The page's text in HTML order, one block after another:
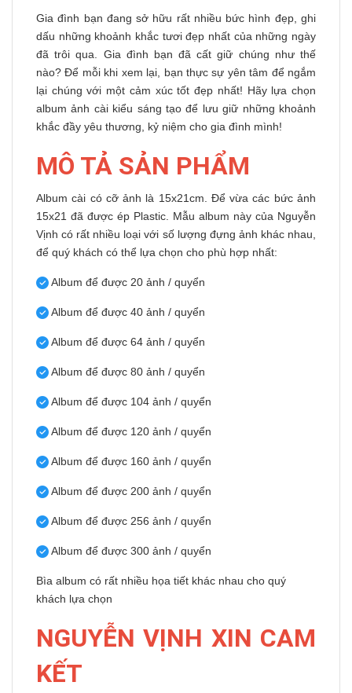
Gia đình bạn đang sở hữu rất nhiều bức hình đẹp, ghi
dấu những khoảnh khắc tươi đẹp nhất của những ngày
đã trôi qua. Gia đình bạn đã cất giữ chúng như thế
nào? Để mỗi khi xem lại, bạn thực sự yên tâm để ngắm
lại chúng với một cảm xúc tốt đẹp nhất! Hãy lựa chọn
album ảnh cài kiểu sáng tạo để lưu giữ những khoảnh
khắc đầy yêu thương, kỷ niệm cho gia đình mình!
MÔ TẢ SẢN PHẨM
Album cài có cỡ ảnh là 15x21cm. Để vừa các bức ảnh
15x21 đã được ép Plastic. Mẫu album này của Nguyễn
Vịnh có rất nhiều loại với số lượng đựng ảnh khác nhau,
để quý khách có thể lựa chọn cho phù hợp nhất:
Album để được 20 ảnh / quyển
Album để được 40 ảnh / quyển
Album để được 64 ảnh / quyển
Album để được 80 ảnh / quyển
Album để được 104 ảnh / quyển
Album để được 120 ảnh / quyển
Album để được 160 ảnh / quyển
Album để được 200 ảnh / quyển
Album để được 256 ảnh / quyển
Album để được 300 ảnh / quyển
Bìa album có rất nhiều họa tiết khác nhau cho quý
khách lựa chọn
NGUYỄN VỊNH XIN CAM
KẾT